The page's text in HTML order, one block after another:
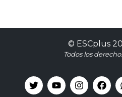
© ESCplus
Todos los